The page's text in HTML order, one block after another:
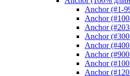
Anchor (#1-
Anchor
Anchor
Anchor
Anchor
Anchor
Anchor
Anchor